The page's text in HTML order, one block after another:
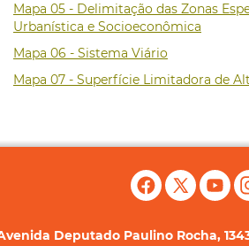
Mapa 05 - Delimitação das Zonas
Urbanística e Socioeconômica
Mapa 06 - Sistema Viário
Mapa 07 - Superfície Limitadora de
Deputado Paulino Rocha,